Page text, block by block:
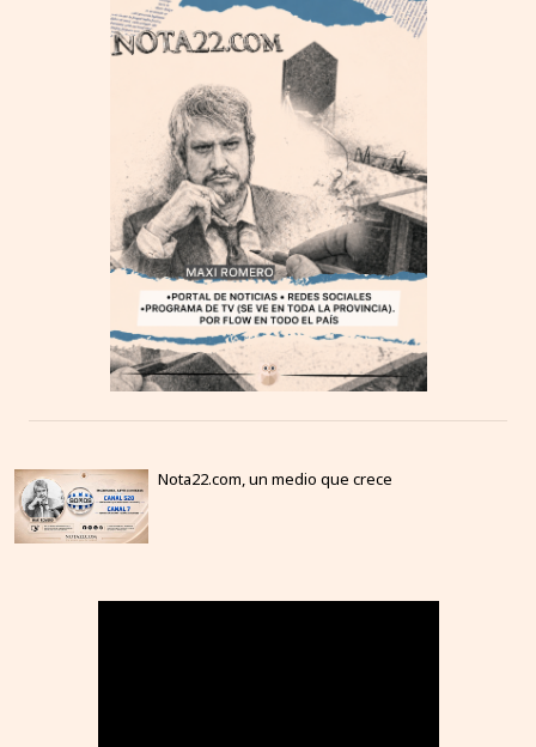
Nota22.com, un medio que crece